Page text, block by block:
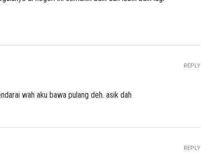
wah aku bawa pulang deh. asik dah
REPLY
REPLY